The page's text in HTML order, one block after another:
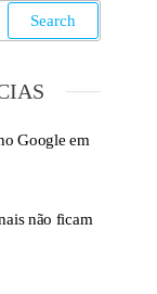
Google em
não ficam